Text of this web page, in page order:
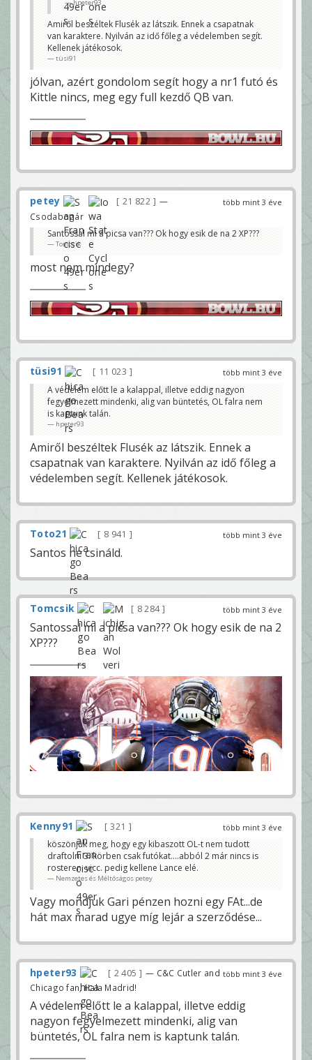
hpeter93
Amiről beszéltek Flusék az látszik. Ennek a csapatnak
van karaktere. Nyilván az idő főleg a védelemben segít.
Kellenek játékosok.
tüsi91
jólvan, azért gondolom segít hogy a nr1 futó és
Kittle nincs, meg egy full kezdő QB van.
több mint 3 éve
petey 21 822
—
Csodabogár
Santossal mi a picsa van??? Ok hogy esik de na 2 XP???
Tomcsik
most nem mindegy?
több mint 3 éve
tüsi91
11 023
A védelem előtt le a kalappal, illetve eddig nagyon
fegyelmezett mindenki, alig van büntetés, OL falra nem
is kaptunk talán.
hpeter93
Amiről beszéltek Flusék az látszik. Ennek a
csapatnak van karaktere. Nyilván az idő főleg a
védelemben segít. Kellenek játékosok.
több mint 3 éve
Toto21 8 941
Santos ne csináld.
több mint 3 éve
Tomcsik 8 284
Santossal mi a picsa van??? Ok hogy esik de na 2
XP???
több mint 3 éve
Kenny91
321
köszönjük meg, hogy egy kibaszott OL-t nem tudott
draftolni 3. körben csak futókat....abból 2 már nincs is
rosteren. vicc. pedig kellene Lance elé.
Nemzetes és Méltóságos petey
Vagy mondjuk Gari pénzen hozni egy FAt...de
hát max marad ugye míg lejár a szerződése...
több mint 3 éve
hpeter93 2 405
— C&C Cutler and
Chicago fan, Hala Madrid!
A védelem előtt le a kalappal, illetve eddig
nagyon fegyelmezett mindenki, alig van
büntetés, OL falra nem is kaptunk talán.